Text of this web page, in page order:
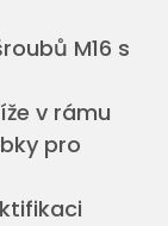
M16 s
v rámu
pro